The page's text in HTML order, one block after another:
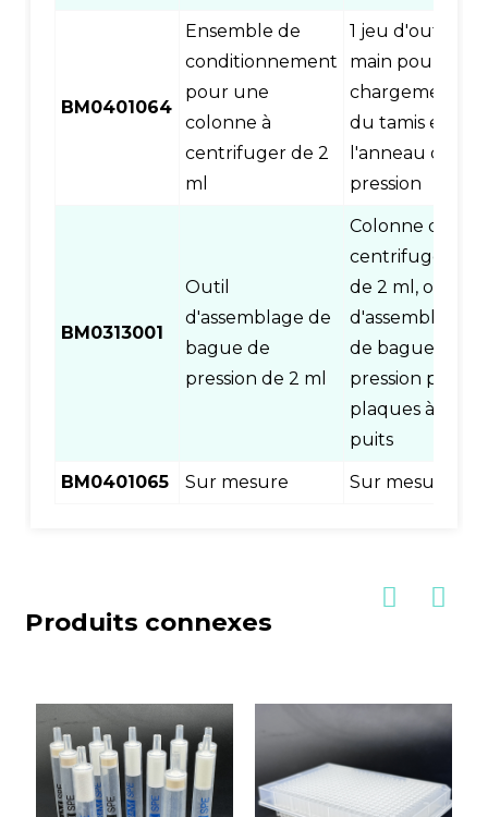
BM0401064
Ensemble de
conditionnement
pour une
colonne à
centrifuger de 2
ml
1 jeu d'outils à
main pour le
chargement
du tamis et de
l'anneau de
pression
BM0313001
Outil
d'assemblage de
bague de
pression de 2 ml
Colonne de
centrifugeuse
de 2 ml, outil
d'assemblage
de bague de
pression pour
plaques à 96
puits
BM0401065 Sur mesure Sur mesure
Produits connexes